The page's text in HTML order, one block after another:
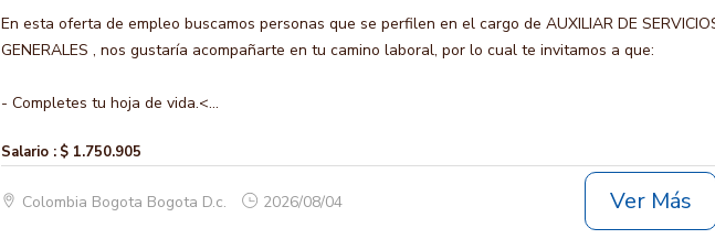
En esta oferta de empleo buscamos personas que se perfilen en el cargo de AUXILIAR DE
GENERALES , nos gustaría acompañarte en tu camino laboral, por lo cual te invitamos a que:
- Completes tu hoja de vida.<...
Salario : $ 1.750.905
Colombia Bogota Bogota D.c. 2026/08/04 Ver Más